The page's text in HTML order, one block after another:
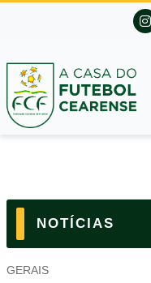
NOTÍCIAS
GERAIS